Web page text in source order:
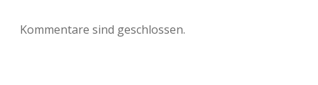
Kommentare sind geschlossen.